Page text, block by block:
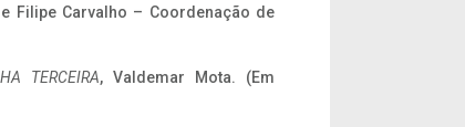
Filipe Carvalho – Coordenação de
TERCEIRA, Valdemar Mota. (Em